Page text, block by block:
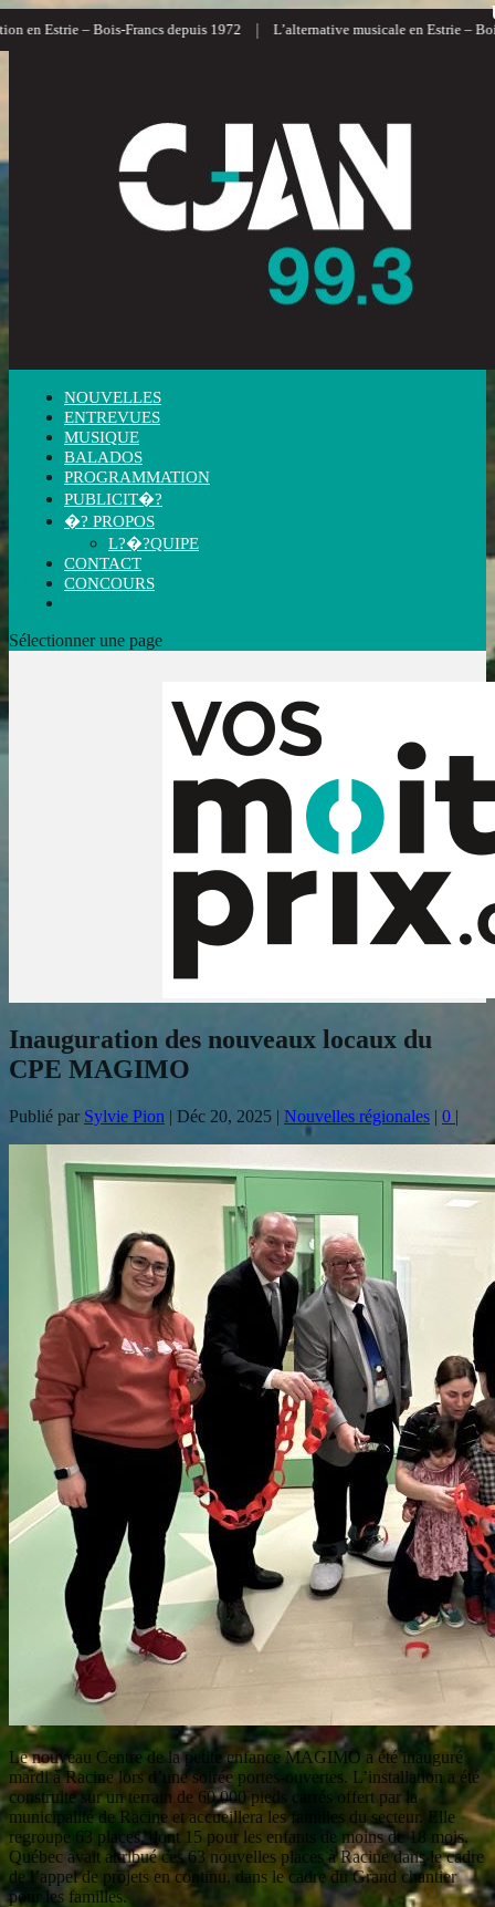
en Estrie – Bois-Francs depuis 1972 L’alternative musicale en Estrie –
NOUVELLES
ENTREVUES
MUSIQUE
BALADOS
PROGRAMMATION
PUBLICIT�?
�? PROPOS
L?�?QUIPE
CONTACT
CONCOURS
Sélectionner une page
Inauguration des nouveaux locaux du
CPE MAGIMO
Publié par Sylvie Pion | Déc 20, 2025 | Nouvelles régionales | 0 |
Le nouveau Centre de la petite enfance MAGIMO a été inauguré
mardi à Racine lors d’une soirée portes-ouvertes. L’installation a été
construite sur un terrain de 60 000 pieds carrés offert par la
municipalité de Racine et accueillera les familles du secteur. Elle
regroupe 63 places, dont 15 pour les enfants de moins de 18 mois.
Québec avait attribué ces 63 nouvelles places à Racine dans le cadre
de l’appel de projets en continu, dans le cadre du Grand chantier
pour les familles.